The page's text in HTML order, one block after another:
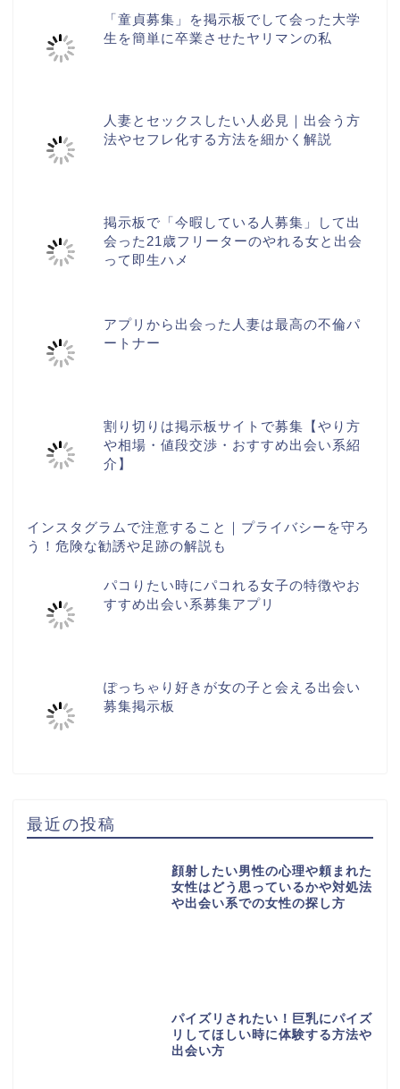
「童貞募集」を掲示板でして会った大学
生を簡単に卒業させたヤリマンの私
人妻とセックスしたい人必見｜出会う方
法やセフレ化する方法を細かく解説
掲示板で「今暇している人募集」して出
会った21歳フリーターのやれる女と出会
って即生ハメ
アプリから出会った人妻は最高の不倫パ
ートナー
割り切りは掲示板サイトで募集【やり方
や相場・値段交渉・おすすめ出会い系紹
介】
インスタグラムで注意すること｜プライバシーを守ろ
う！危険な勧誘や足跡の解説も
パコりたい時にパコれる女子の特徴やお
すすめ出会い系募集アプリ
ぽっちゃり好きが女の子と会える出会い
募集掲示板
最近の投稿
顔射したい男性の心理や頼まれた
女性はどう思っているかや対処法
や出会い系での女性の探し方
パイズリされたい！巨乳にパイズ
リしてほしい時に体験する方法や
出会い方